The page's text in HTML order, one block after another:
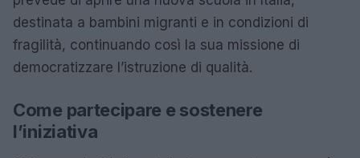
destinata a bambini migranti e in condizioni di
fragilità, continuando così la sua missione di
democratizzare l’istruzione di qualità.
Come partecipare e sostenere
l’iniziativa